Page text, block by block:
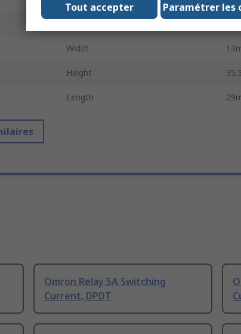
Width
Height
Length
Omron Relay 5A Switching
Current, DPDT
Tout accepter Paramétrer les